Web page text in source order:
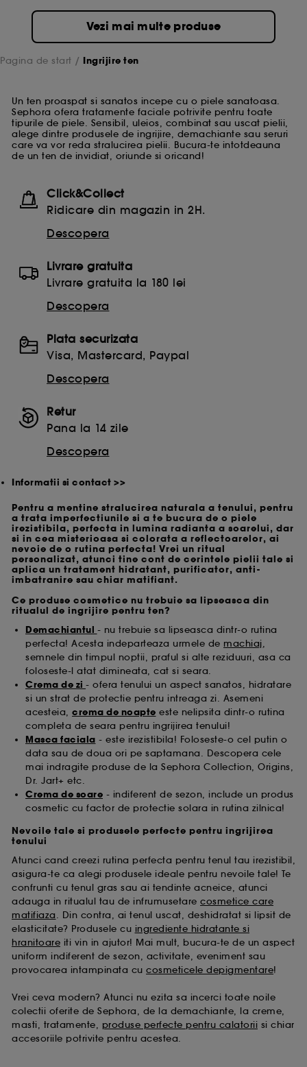
Vezi mai multe produse
Pagina de start Ingrijire ten
Un ten proaspat si sanatos incepe cu o piele sanatoasa.
Sephora ofera tratamente faciale potrivite pentru toate
tipurile de piele. Sensibil, uleios, combinat sau uscat pielii,
alege dintre produsele de ingrijire, demachiante sau seruri
care va vor reda stralucirea pielii. Bucura-te intotdeauna
de un ten de invidiat, oriunde si oricand!
Click&Collect
Ridicare din magazin in 2H.
Descopera
Livrare gratuita
Livrare gratuita la 180 lei
Descopera
Plata securizata
Visa, Mastercard, Paypal
Descopera
Retur
Pana la 14 zile
Descopera
Informatii si contact >>
Pentru a mentine stralucirea naturala a tenului, pentru
a trata imperfectiunile si a te bucura de o piele
irezistibila, perfecta in lumina radianta a soarelui, dar
si in cea misterioasa si colorata a reflectoarelor, ai
nevoie de o rutina perfecta! Vrei un ritual
personalizat, atunci tine cont de cerintele pielii tale si
aplica un tratament hidratant, purificator, anti-
imbatranire sau chiar matifiant.
Ce produse cosmetice nu trebuie sa lipseasca din
ritualul de ingrijire pentru ten?
Demachiantul - nu trebuie sa lipseasca dintr-o rutina
perfecta! Acesta indeparteaza urmele de machiaj,
semnele din timpul noptii, praful si alte reziduuri, asa ca
foloseste-l atat dimineata, cat si seara.
Crema de zi - ofera tenului un aspect sanatos, hidratare
si un strat de protectie pentru intreaga zi. Asemeni
acesteia, crema de noapte este nelipsita dintr-o rutina
completa de seara pentru ingrijirea tenului!
Masca faciala - este irezistibila! Foloseste-o cel putin o
data sau de doua ori pe saptamana. Descopera cele
mai indragite produse de la Sephora Collection, Origins,
Dr. Jart+ etc.
Crema de soare - indiferent de sezon, include un produs
cosmetic cu factor de protectie solara in rutina zilnica!
Nevoile tale si produsele perfecte pentru ingrijirea
tenului
Atunci cand creezi rutina perfecta pentru tenul tau irezistibil,
asigura-te ca alegi produsele ideale pentru nevoile tale! Te
confrunti cu tenul gras sau ai tendinte acneice, atunci
adauga in ritualul tau de infrumusetare cosmetice care
matifiaza. Din contra, ai tenul uscat, deshidratat si lipsit de
elasticitate? Produsele cu ingrediente hidratante si
hranitoare iti vin in ajutor! Mai mult, bucura-te de un aspect
uniform indiferent de sezon, activitate, eveniment sau
provocarea intampinata cu cosmeticele depigmentare!
Vrei ceva modern? Atunci nu ezita sa incerci toate noile
colectii oferite de Sephora, de la demachiante, la creme,
masti, tratamente, produse perfecte pentru calatorii si chiar
accesoriile potrivite pentru acestea.